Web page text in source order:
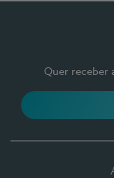
Quer receber